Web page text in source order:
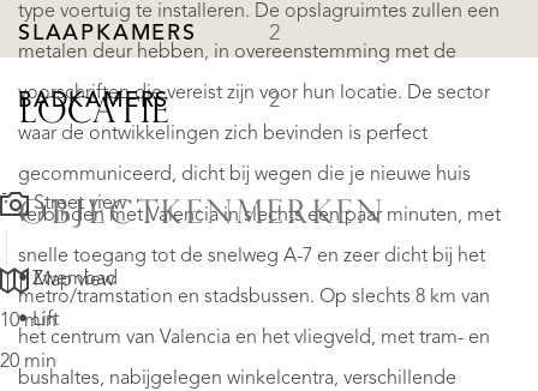
type voertuig te installeren. De opslagruimtes zullen een
metalen deur hebben, in overeenstemming met de
voorschriften die vereist zijn voor hun locatie. De sector
waar de ontwikkelingen zich bevinden is perfect
gecommuniceerd, dicht bij wegen die je nieuwe huis
verbinden met Valencia in slechts een paar minuten, met
snelle toegang tot de snelweg A-7 en zeer dicht bij het
metro/tramstation en stadsbussen. Op slechts 8 km van
het centrum van Valencia en het vliegveld, met tram- en
bushaltes, nabijgelegen winkelcentra, verschillende
SLAAPKAMERS 2
BADKAMERS 2
OBJECTKENMERKEN
• Zwembad
• Lift
LOCATIE
Street view
Map view
10 min
20 min